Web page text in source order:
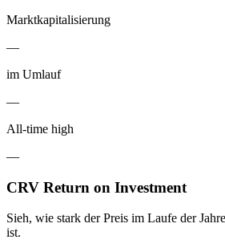
Marktkapitalisierung
—
im Umlauf
—
All-time high
—
CRV Return on Investment
Sieh, wie stark der Preis im Laufe der
ist.